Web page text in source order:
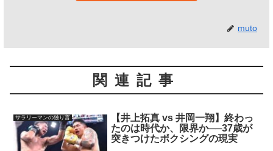
muto
関連記事
サラリーマンの独り言
【井上拓真 vs 井岡一翔】終わっ
たのは時代か、限界か──37歳が
突きつけたボクシングの現実